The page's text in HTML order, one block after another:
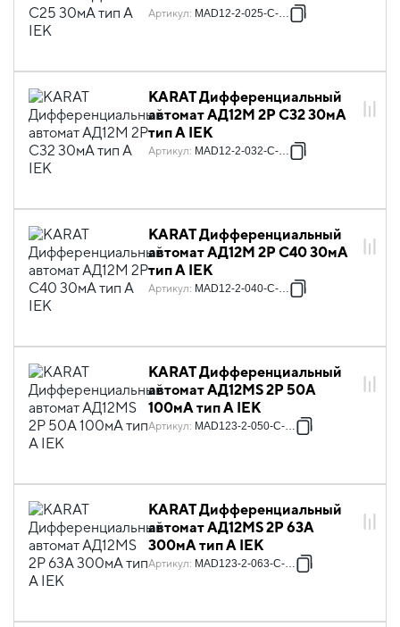
Артикул: MAD12-2-025-C-030
KARAT Дифференциальный
автомат АД12M 2P C32 30мА
тип A IEK
Артикул: MAD12-2-032-C-030
KARAT Дифференциальный
автомат АД12M 2P C40 30мА
тип A IEK
Артикул: MAD12-2-040-C-030
KARAT Дифференциальный
автомат АД12MS 2P 50А
100мА тип A IEK
Артикул: MAD123-2-050-C-100
KARAT Дифференциальный
автомат АД12MS 2P 63А
300мА тип A IEK
Артикул: MAD123-2-063-C-300